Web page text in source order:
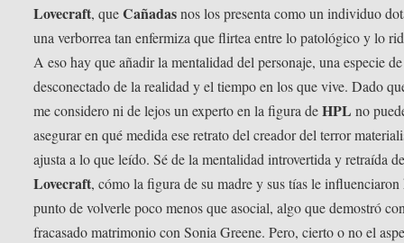
Lovecraft, queCañadasnos los presenta como un individuo
una verborrea tan enfermiza que flirtea entre lo patológico y lo
A eso hay que añadir la mentalidad del personaje, una especie
desconectado de la realidad y el tiempo en los que vive. Dado
me considero ni de lejos un experto en la figura deHPL no
asegurar en qué medida ese retrato del creador del terror
ajusta a lo que leído. Sé de la mentalidad introvertida y retraída
Lovecraft, cómo la figura de su madre y sus tías le influenciaron
punto de volverle poco menos que asocial, algo que demostró
fracasado matrimonio con Sonia Greene. Pero, cierto o no el